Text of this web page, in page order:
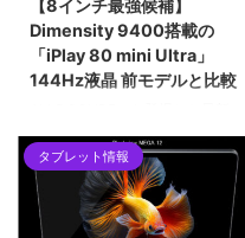
【8インチ最強候補】
Dimensity 9400搭載の
「iPlay 80 mini Ultra」
144Hz液晶 前モデルと比較
8.4インチタブレット「iPlay 80
mini Ultra」を紹介します。最新
チップセットのDimensity 9400
をはじめ、2.5Kの144Hzディス
プレイ、100W急速充電など、コ
タブレット情報